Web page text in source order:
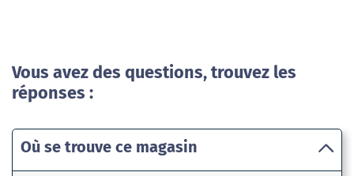
Vous avez des questions, trouvez les
réponses :
Où se trouve ce magasin